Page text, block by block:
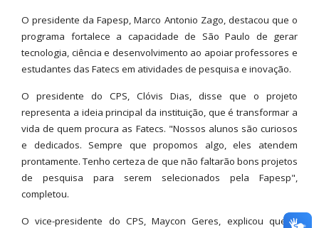
O presidente da Fapesp, Marco Antonio Zago, destacou que o
programa fortalece a capacidade de São Paulo de gerar
tecnologia, ciência e desenvolvimento ao apoiar professores e
estudantes das Fatecs em atividades de pesquisa e inovação.
O presidente do CPS, Clóvis Dias, disse que o projeto
representa a ideia principal da instituição, que é transformar a
vida de quem procura as Fatecs. "Nossos alunos são curiosos
e dedicados. Sempre que propomos algo, eles atendem
prontamente. Tenho certeza de que não faltarão bons projetos
de pesquisa para serem selecionados pela Fapesp",
completou.
O vice-presidente do CPS, Maycon Geres, explicou que o